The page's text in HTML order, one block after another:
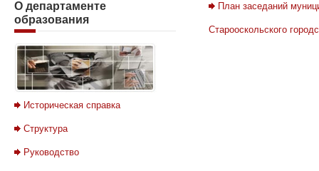
План заседаний
Старооскольского
О департаменте
образования
Историческая справка
Структура
Руководство